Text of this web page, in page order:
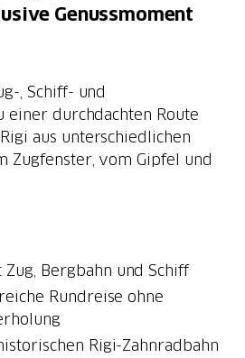
Genussmoment
, Schiff- und
einer durchdachten Route
aus unterschiedlichen
Zugfenster, vom Gipfel und
Bergbahn und Schiff
Rundreise ohne
Rigi-Zahnradbahn